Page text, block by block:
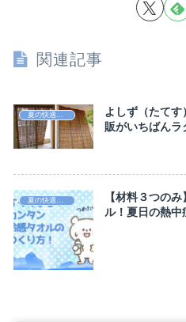
関連記事
夏の快適エコ家電
よしず（たて
販がいちばんラ
【材料３つの
ル！夏日の熱中